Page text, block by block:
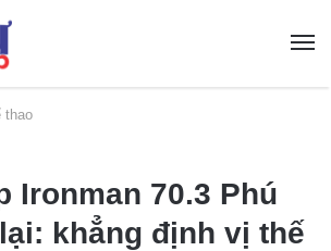
thao
Ironman 70.3 Phú
khẳng định vị thế